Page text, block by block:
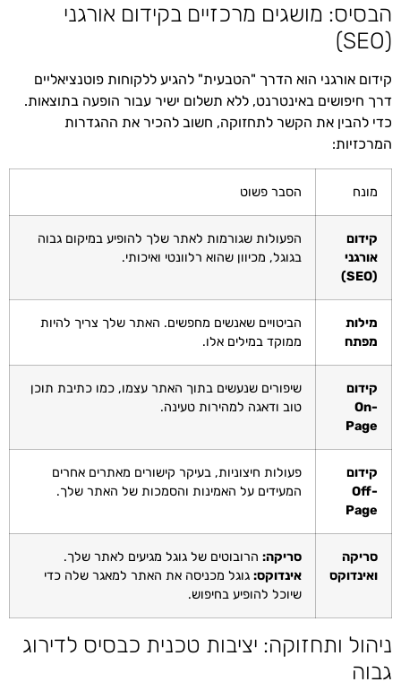
הבסיס: מושגים מרכזיים בקידום אורגני
(SEO)
קידום אורגני הוא הדרך "הטבעית" להגיע ללקוחות פוטנציאליים
דרך חיפושים באינטרנט, ללא תשלום ישיר עבור הופעה בתוצאות.
כדי להבין את הקשר לתחזוקה, חשוב להכיר את ההגדרות
המרכזיות:
מונח הסבר פשוט
קידום
אורגני
(SEO)
הפעולות שגורמות לאתר שלך להופיע במיקום גבוה
בגוגל, מכיוון שהוא רלוונטי ואיכותי.
מילות
מפתח
הביטויים שאנשים מחפשים. האתר שלך צריך להיות
ממוקד במילים אלו.
קידום
On-
Page
שיפורים שנעשים בתוך האתר עצמו, כמו כתיבת תוכן
טוב ודאגה למהירות טעינה.
קידום
Off-
Page
פעולות חיצוניות, בעיקר קישורים מאתרים אחרים
המעידים על האמינות והסמכות של האתר שלך.
סריקה
ואינדוקס
סריקה: הרובוטים של גוגל מגיעים לאתר שלך.
אינדוקס: גוגל מכניסה את האתר למאגר שלה כדי
שיוכל להופיע בחיפוש.
ניהול ותחזוקה: יציבות טכנית כבסיס לדירוג
גבוה